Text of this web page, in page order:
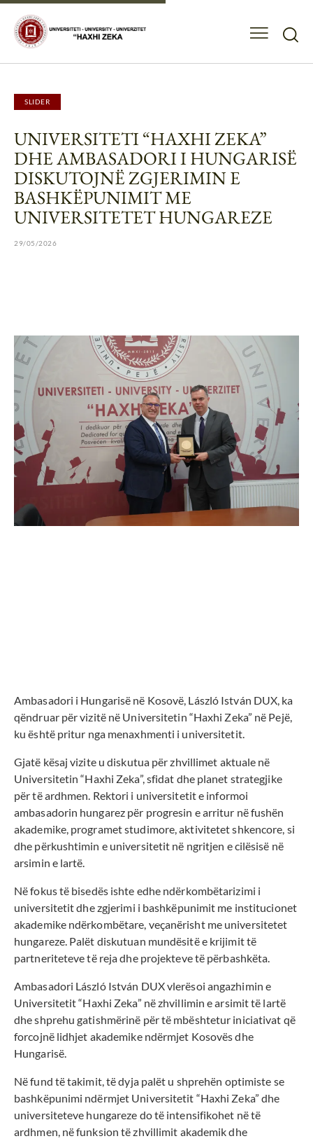
SLIDER
UNIVERSITETI “HAXHI ZEKA”
DHE AMBASADORI I HUNGARISË
DISKUTOJNË ZGJERIMIN E
BASHKËPUNIMIT ME
UNIVERSITETET HUNGAREZE
29/05/2026
Ambasadori i Hungarisë në Kosovë, László István DUX, ka
qëndruar për vizitë në Universitetin “Haxhi Zeka” në Pejë,
ku është pritur nga menaxhmenti i universitetit.
Gjatë kësaj vizite u diskutua për zhvillimet aktuale në
Universitetin “Haxhi Zeka”, sfidat dhe planet strategjike
për të ardhmen. Rektori i universitetit e informoi
ambasadorin hungarez për progresin e arritur në fushën
akademike, programet studimore, aktivitetet shkencore, si
dhe përkushtimin e universitetit në ngritjen e cilësisë në
arsimin e lartë.
Në fokus të bisedës ishte edhe ndërkombëtarizimi i
universitetit dhe zgjerimi i bashkëpunimit me institucionet
akademike ndërkombëtare, veçanërisht me universitetet
hungareze. Palët diskutuan mundësitë e krijimit të
partneriteteve të reja dhe projekteve të përbashkëta.
Ambasadori László István DUX vlerësoi angazhimin e
Universitetit “Haxhi Zeka” në zhvillimin e arsimit të lartë
dhe shprehu gatishmërinë për të mbështetur iniciativat që
forcojnë lidhjet akademike ndërmjet Kosovës dhe
Hungarisë.
Në fund të takimit, të dyja palët u shprehën optimiste se
bashkëpunimi ndërmjet Universitetit “Haxhi Zeka” dhe
universiteteve hungareze do të intensifikohet në të
ardhmen, në funksion të zhvillimit akademik dhe